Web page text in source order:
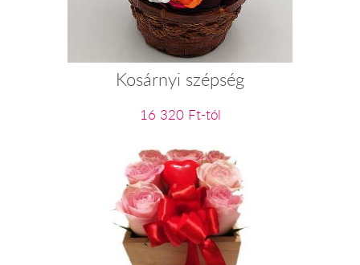
Kosárnyi szépség
16 320 Ft-tól